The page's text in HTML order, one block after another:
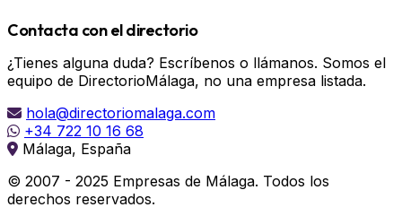
Contacta con el directorio
¿Tienes alguna duda? Escríbenos o llámanos. Somos el
equipo de DirectorioMálaga, no una empresa listada.
hola@directoriomalaga.com
+34 722 10 16 68
Málaga, España
© 2007 - 2025 Empresas de Málaga. Todos los
derechos reservados.